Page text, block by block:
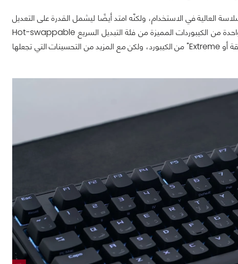
العالية في الاستخدام، ولكنّه امتد أيضًا ليشمل القدرة على التعديل
والتخصيص حسب حاجة المُستخدم، مما يجعلها مُناسبة لسوق DIY. وهو ما جعلها واحدة من الكيبوردات المميزة من فئة التبديل السريع Hot-swappable
المميزة بحجم 75%. هذه المرّة تعود ASUS ROG مرّة أُخرى مع النسخة المُحسّنة "الفائقة أو Extreme" من الكيبورد، ولكن مع المزيد من التحسينات التي تجعلها